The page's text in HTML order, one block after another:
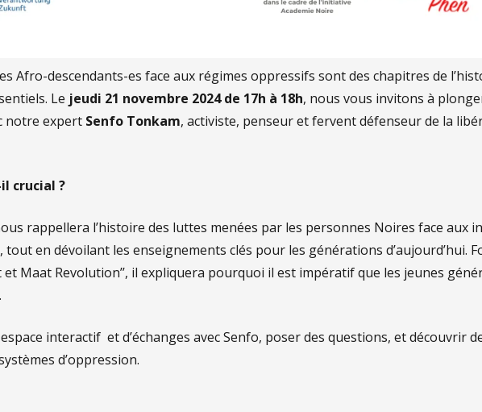
Afro-descendants-es face aux régimes oppressifs sont des chapitres de
Le jeudi 21 novembre 2024 de 17h à 18h, nous vous invitons à
notre expert Senfo Tonkam, activiste, penseur et fervent défenseur de la
crucial ?
rappellera l’histoire des luttes menées par les personnes Noires face aux
en dévoilant les enseignements clés pour les générations d’aujourd’hui.
et Maat Revolution’’, il expliquera pourquoi il est impératif que les jeunes
interactif et d’échanges avec Senfo, poser des questions, et découvrir
d’oppression.